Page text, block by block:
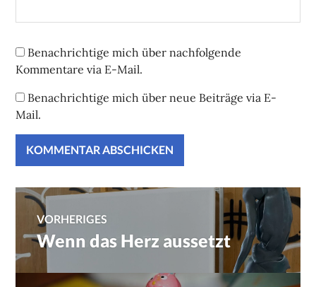
Benachrichtige mich über nachfolgende
Kommentare via E-Mail.
Benachrichtige mich über neue Beiträge via E-
Mail.
Beitragsnavigation
VORHERIGES
Vorheriger
Beitrag:
Wenn das Herz aussetzt